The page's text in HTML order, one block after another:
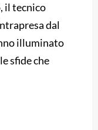
il tecnico
dal
illuminato
sfide che